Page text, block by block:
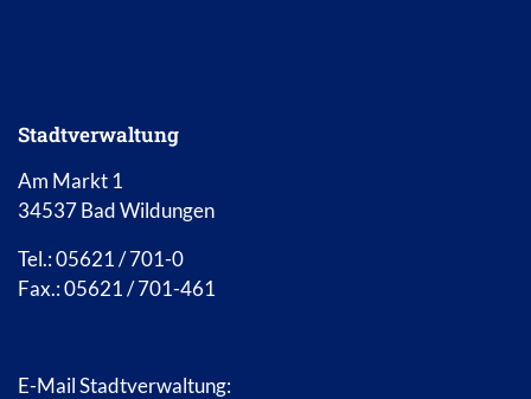
Stadtverwaltung
Am Markt 1
34537 Bad Wildungen
Tel.: 05621 / 701-0
Fax.: 05621 / 701-461
E-Mail Stadtverwaltung: